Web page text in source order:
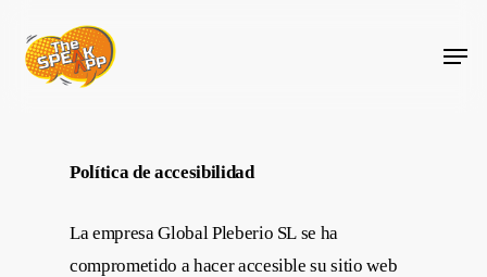
main
Menu
Política de accesibilidad
La empresa Global Pleberio SL se ha
comprometido a hacer accesible su sitio web